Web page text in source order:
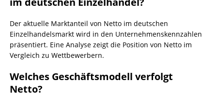
Der aktuelle Marktanteil von Netto im deutschen
Einzelhandelsmarkt wird in den Unternehmenskennzahlen
präsentiert. Eine Analyse zeigt die Position von Netto im
Vergleich zu Wettbewerbern.
Welches Geschäftsmodell verfolgt
Netto?